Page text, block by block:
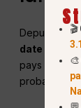
Depuis le
date de
pays
3.1